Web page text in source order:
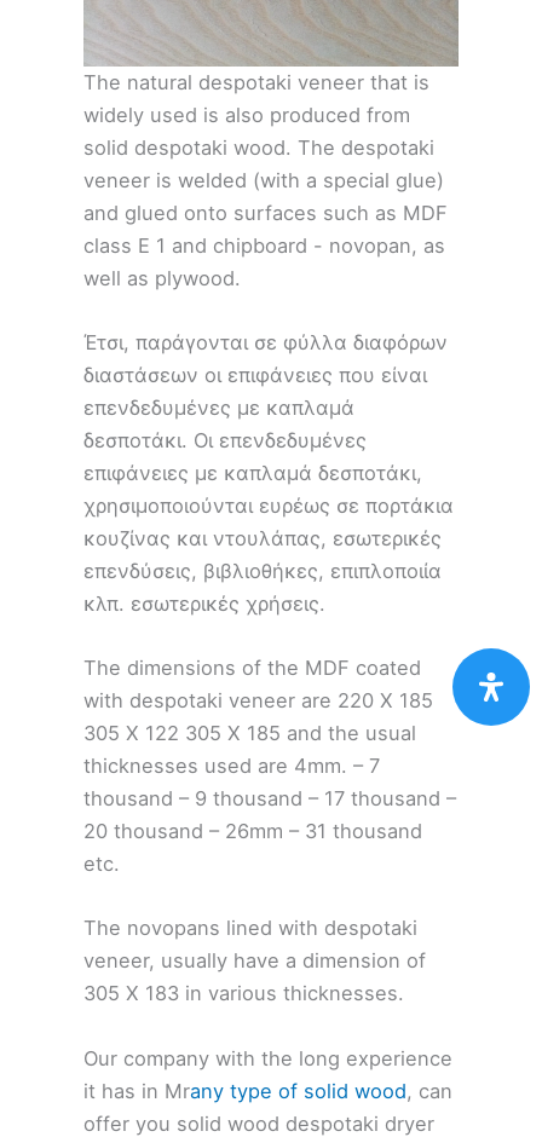
The natural despotaki veneer that is
widely used is also produced from
solid despotaki wood. The despotaki
veneer is welded (with a special glue)
and glued onto surfaces such as MDF
class E 1 and chipboard - novopan, as
well as plywood.
Έτσι, παράγονται σε φύλλα διαφόρων
διαστάσεων οι επιφάνειες που είναι
επενδεδυμένες με καπλαμά
δεσποτάκι. Οι επενδεδυμένες
επιφάνειες με καπλαμά δεσποτάκι,
χρησιμοποιούνται ευρέως σε πορτάκια
κουζίνας και ντουλάπας, εσωτερικές
επενδύσεις, βιβλιοθήκες, επιπλοποιία
κλπ. εσωτερικές χρήσεις.
The dimensions of the MDF coated
with despotaki veneer are 220 X 185
305 X 122 305 X 185 and the usual
thicknesses used are 4mm. – 7
thousand – 9 thousand – 17 thousand –
20 thousand – 26mm – 31 thousand
etc.
The novopans lined with despotaki
veneer, usually have a dimension of
305 X 183 in various thicknesses.
Our company with the long experience
it has in Mrany type of solid wood, can
offer you solid wood despotaki dryer